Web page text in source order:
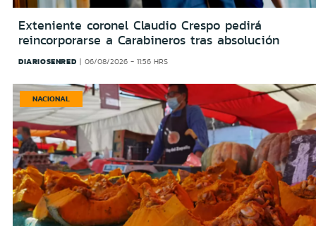
Exteniente coronel Claudio Crespo pedirá
reincorporarse a Carabineros tras absolución
DIARIOSENRED 06/08/2026 - 11:56 HRS
NACIONAL